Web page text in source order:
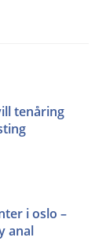
tenåring
i oslo –
anal